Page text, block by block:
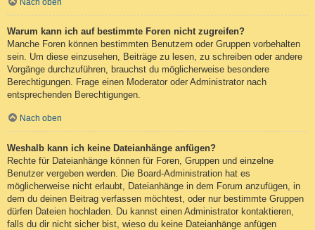
Warum kann ich auf bestimmte Foren nicht zugreifen?
Manche Foren können bestimmten Benutzern oder Gruppen vorbehalten
sein. Um diese einzusehen, Beiträge zu lesen, zu schreiben oder andere
Vorgänge durchzuführen, brauchst du möglicherweise besondere
Berechtigungen. Frage einen Moderator oder Administrator nach
entsprechenden Berechtigungen.
Nach oben
Weshalb kann ich keine Dateianhänge anfügen?
Rechte für Dateianhänge können für Foren, Gruppen und einzelne
Benutzer vergeben werden. Die Board-Administration hat es
möglicherweise nicht erlaubt, Dateianhänge in dem Forum anzufügen, in
dem du deinen Beitrag verfassen möchtest, oder nur bestimmte Gruppen
dürfen Dateien hochladen. Du kannst einen Administrator kontaktieren,
falls du dir nicht sicher bist, wieso du keine Dateianhänge anfügen